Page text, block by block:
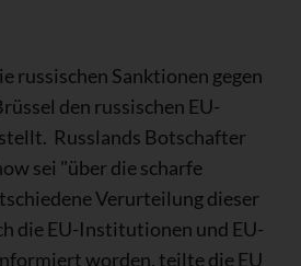
russischen Sanktionen gegen
den russischen EU-
Russlands Botschafter
sei "über die scharfe
Verurteilung dieser
die EU-Institutionen und EU-
worden, teilte die EU